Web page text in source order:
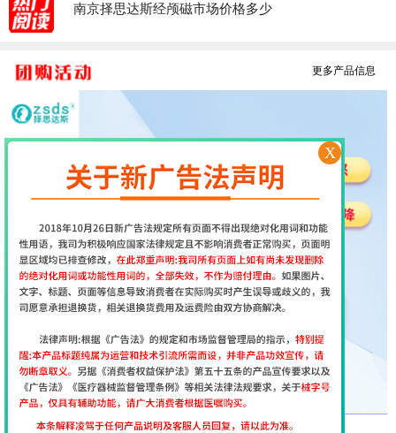
南京择思达斯经颅磁市场价格多少
更多产品信息
X